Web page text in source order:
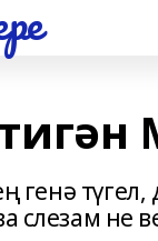
слезам не